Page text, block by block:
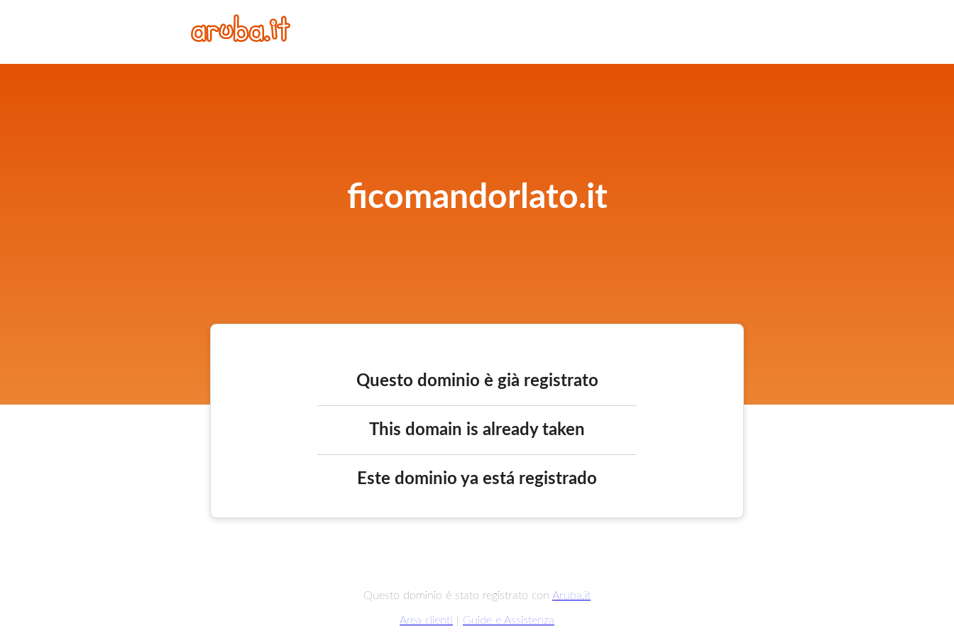
ficomandorlato.it
Questo dominio è già registrato
This domain is already taken
Este dominio ya está registrado
Questo dominio è stato registrato con Aruba.it
Area clienti Guide e Assistenza